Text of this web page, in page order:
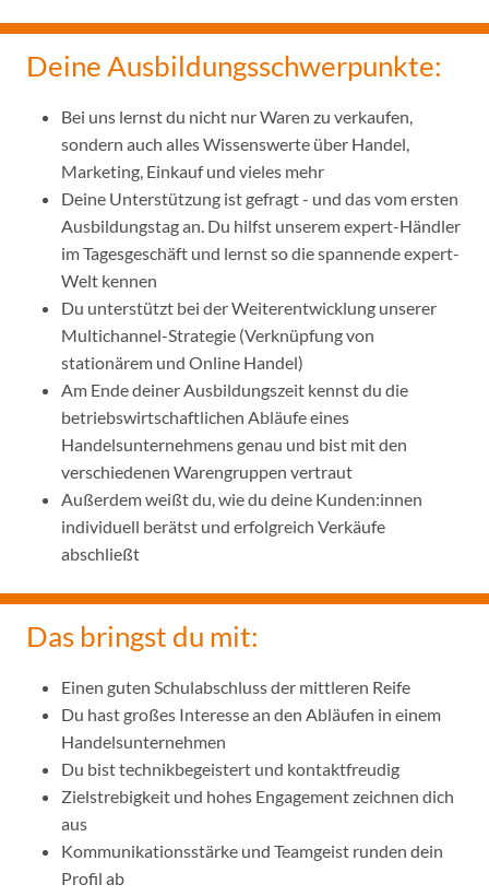
Deine Ausbildungsschwerpunkte:
Bei uns lernst du nicht nur Waren zu verkaufen,
sondern auch alles Wissenswerte über Handel,
Marketing, Einkauf und vieles mehr
Deine Unterstützung ist gefragt - und das vom ersten
Ausbildungstag an. Du hilfst unserem expert-Händler
im Tagesgeschäft und lernst so die spannende expert-
Welt kennen
Du unterstützt bei der Weiterentwicklung unserer
Multichannel-Strategie (Verknüpfung von
stationärem und Online Handel)
Am Ende deiner Ausbildungszeit kennst du die
betriebswirtschaftlichen Abläufe eines
Handelsunternehmens genau und bist mit den
verschiedenen Warengruppen vertraut
Außerdem weißt du, wie du deine Kunden:innen
individuell berätst und erfolgreich Verkäufe
abschließt
Das bringst du mit:
Einen guten Schulabschluss der mittleren Reife
Du hast großes Interesse an den Abläufen in einem
Handelsunternehmen
Du bist technikbegeistert und kontaktfreudig
Zielstrebigkeit und hohes Engagement zeichnen dich
aus
Kommunikationsstärke und Teamgeist runden dein
Profil ab